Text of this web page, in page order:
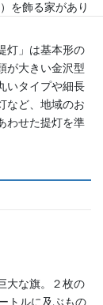
灯」は基本形の
が大きい金沢型
いタイプや細長
など、地域のお
わせた提灯を準
大な旗。２枚の
トルに及ぶもの
を飾る家があり
に結びついたの
いをこめて天神
膳（ごぜん）に
）が並び、果物
ました。こうい
ゆっくりと年越